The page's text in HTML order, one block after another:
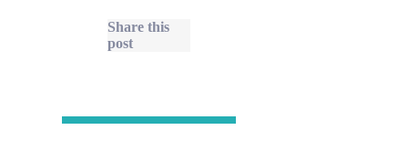
Share this
post